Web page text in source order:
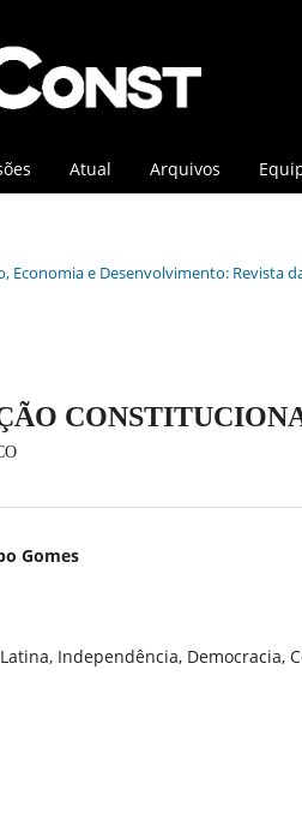
Atual Arquivos
Economia e Desenvolvimento: Revista
Gomes
Independência, Democracia,